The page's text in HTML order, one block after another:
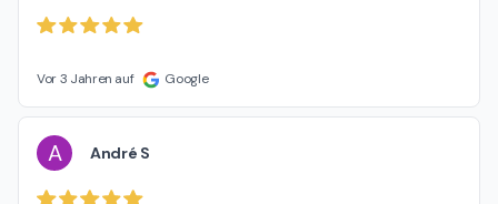
Vor 3 Jahren auf Google
A André S